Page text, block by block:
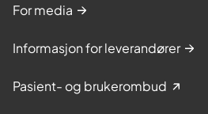
For media
Informasjon for leverandører
Pasient- og brukerombud